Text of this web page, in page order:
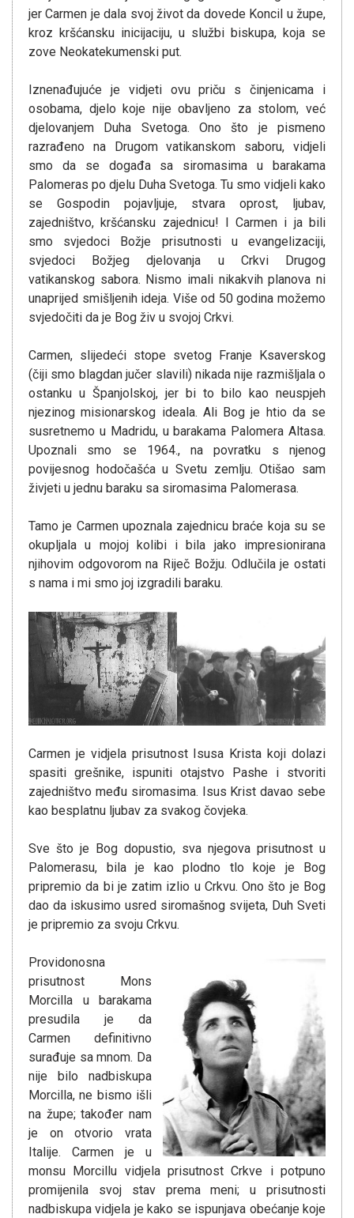
jer Carmen je dala svoj život da dovede Koncil u župe,
kroz kršćansku inicijaciju, u službi biskupa, koja se
zove Neokatekumenski put.
Iznenađujuće je vidjeti ovu priču s činjenicama i
osobama, djelo koje nije obavljeno za stolom, već
djelovanjem Duha Svetoga. Ono što je pismeno
razrađeno na Drugom vatikanskom saboru, vidjeli
smo da se događa sa siromasima u barakama
Palomeras po djelu Duha Svetoga. Tu smo vidjeli kako
se Gospodin pojavljuje, stvara oprost, ljubav,
zajedništvo, kršćansku zajednicu! I Carmen i ja bili
smo svjedoci Božje prisutnosti u evangelizaciji,
svjedoci Božjeg djelovanja u Crkvi Drugog
vatikanskog sabora. Nismo imali nikakvih planova ni
unaprijed smišljenih ideja. Više od 50 godina možemo
svjedočiti da je Bog živ u svojoj Crkvi.
Carmen, slijedeći stope svetog Franje Ksaverskog
(čiji smo blagdan jučer slavili) nikada nije razmišljala o
ostanku u Španjolskoj, jer bi to bilo kao neuspjeh
njezinog misionarskog ideala. Ali Bog je htio da se
susretnemo u Madridu, u barakama Palomera Altasa.
Upoznali smo se 1964., na povratku s njenog
povijesnog hodočašća u Svetu zemlju. Otišao sam
živjeti u jednu baraku sa siromasima Palomerasa.
Tamo je Carmen upoznala zajednicu braće koja su se
okupljala u mojoj kolibi i bila jako impresionirana
njihovim odgovorom na Riječ Božju. Odlučila je ostati
s nama i mi smo joj izgradili baraku.
Carmen je vidjela prisutnost Isusa Krista koji dolazi
spasiti grešnike, ispuniti otajstvo Pashe i stvoriti
zajedništvo među siromasima. Isus Krist davao sebe
kao besplatnu ljubav za svakog čovjeka.
Sve što je Bog dopustio, sva njegova prisutnost u
Palomerasu, bila je kao plodno tlo koje je Bog
pripremio da bi je zatim izlio u Crkvu. Ono što je Bog
dao da iskusimo usred siromašnog svijeta, Duh Sveti
je pripremio za svoju Crkvu.
Providonosna
prisutnost Mons
Morcilla u barakama
presudila je da
Carmen definitivno
surađuje sa mnom. Da
nije bilo nadbiskupa
Morcilla, ne bismo išli
na župe; također nam
je on otvorio vrata
Italije. Carmen je u
monsu Morcillu vidjela prisutnost Crkve i potpuno
promijenila svoj stav prema meni; u prisutnosti
nadbiskupa vidjela je kako se ispunjava obećanje koje